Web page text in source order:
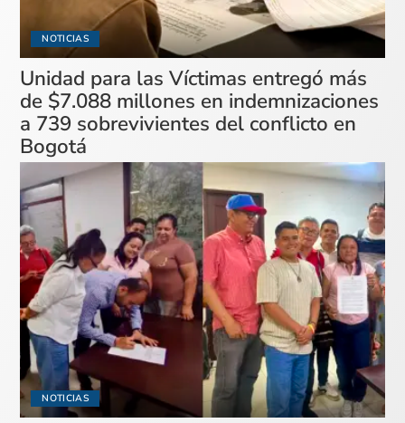
NOTICIAS
Unidad para las Víctimas entregó más
de $7.088 millones en indemnizaciones
a 739 sobrevivientes del conflicto en
Bogotá
NOTICIAS